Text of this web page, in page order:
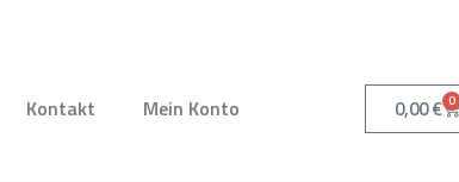
Kontakt Mein Konto 0,00€ 0